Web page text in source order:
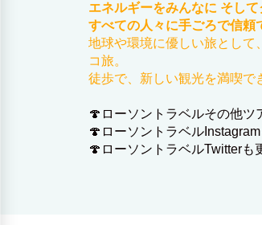
エネルギーをみんなに そし
すべての人々に手ごろで信頼
地球や環境に優しい旅として
コ旅。
徒歩で、新しい観光を満喫で
🍄ローソントラベルその他ツ
🍄ローソントラベルInstagram
🍄ローソントラベルTwitterも